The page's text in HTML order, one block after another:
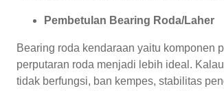
Pembetulan Bearing Roda/Laher
Bearing roda kendaraan yaitu komponen
perputaran roda menjadi lebih ideal.
tidak berfungsi, ban kempes, stabilitas